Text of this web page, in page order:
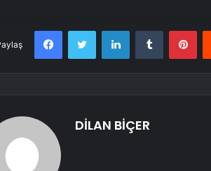
FacebookTwitter LinkedInTumblr
DİLAN BİÇER